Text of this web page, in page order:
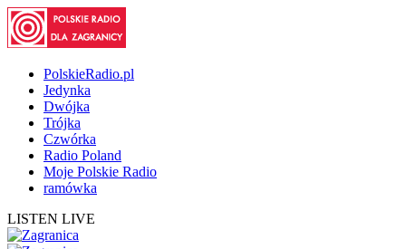
PolskieRadio.pl
Jedynka
Dwójka
Trójka
Czwórka
Radio Poland
Moje Polskie Radio
ramówka
LISTEN LIVE